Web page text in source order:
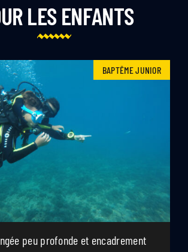
LES ENFANTS
BAPTÊME JUNIOR
peu profonde et encadrement